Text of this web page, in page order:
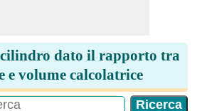
dato il rapporto tra
e volume calcolatrice